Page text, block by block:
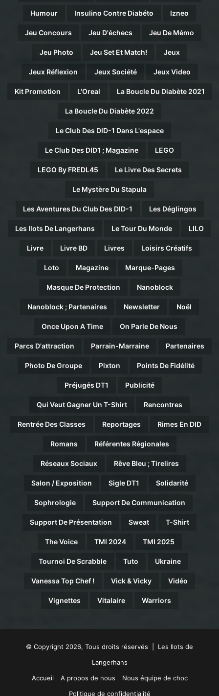
Humour Insulino Contre Diabéto Izneo
Jeu Concours Jeu D'échecs Jeu De Mémo
Jeu Photo Jeu Set Et Match! Jeux
Jeux Réflexion Jeux Société Jeux Video
Kit Promotion L'Oreal La Boucle Du Diabète 2021
La Boucle Du Diabète 2022
Le Club Des DID-1 Dans L'espace
Le Club Des DID1 ; Magazine LEGO
LEGO By FREDL45 Le Livre Des Secrets
Le Mystère Du Stapula
Les Aventures Du Club Des DID-1 Les Déglingos
Les Ilots De Langerhans Le Tour Du Monde LILO
Livre Livre BD Livres Loisirs Créatifs
Loto Magazine Marque-Pages
Masque De Protection Nanoblock
Nanoblock ; Partenaires Newsletter Noël
Once Upon A Time On Parle De Nous
Parcs D'attraction Parrain-Marraine Partenaires
Photo De Groupe Pixton Points De Fidélité
Préjugés DT1 Publicité
Qui Veut Gagner Un T-Shirt Rencontres
Rentrée Des Classes Reportages Rimes En DID
Romans Référentes Régionales
Réseaux Sociaux Rêve Bleu ; Tirelires
Salon / Exposition Sigle DT1 Solidarité
Sophrologie Support De Communication
Support De Présentation Sweat T-Shirt
The Voice TMI 2024 TMI 2025
Tournoi De Scrabble Tuto Ukraine
Vanessa Top Chef ! Vick & Vicky Vidéo
Vignettes Vitalaire Warriors
© Copyright 2026, Tous droits réservés | Les Ilots de
Langerhans
Accueil
A propos de nous
Nous équipe de choc
Politique de confidentialité